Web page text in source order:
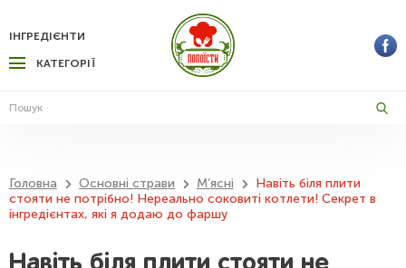
КАТЕГОРІЇ
ІНГРЕДІЄНТИ
Головна Основні страви М’ясні
Навіть біля плити
стояти не потрібно! Нереально соковиті котлети! Секрет в
інгредієнтах, які я додаю до фаршу